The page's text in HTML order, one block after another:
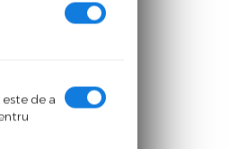
de a